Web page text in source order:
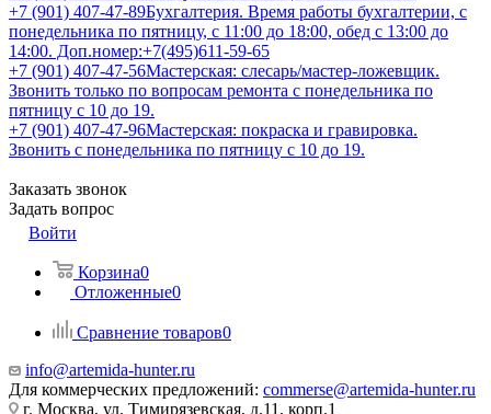
+7 (901) 407-47-89Бухгалтерия. Время работы бухгалтерии, с
понедельника по пятницу, с 11:00 до 18:00, обед с 13:00 до
14:00. Доп.номер:+7(495)611-59-65
+7 (901) 407-47-56Мастерская: слесарь/мастер-ложевщик.
Звонить только по вопросам ремонта с понедельника по
пятницу с 10 до 19.
+7 (901) 407-47-96Мастерская: покраска и гравировка.
Звонить с понедельника по пятницу с 10 до 19.
Заказать звонок
Задать вопрос
Войти
Корзина0
Отложенные0
Сравнение товаров0
info@artemida-hunter.ru
Для коммерческих предложений: commerse@artemida-hunter.ru
г. Москва, ул. Тимирязевская, д.11, корп.1